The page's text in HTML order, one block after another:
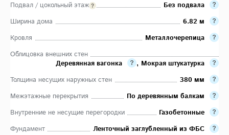
Подвал / цокольный этаж
Без подвала
Ширина дома
6.82 м
Кровля
Металлочерепица
Облицовка внешних стен
Деревянная вагонка
, Мокрая штукатурка
Толщина несущих наружных стен
380 мм
Межэтажные перекрытия
По деревянным балкам
Внутренние не несущие перегородки
Газобетонные
Фундамент
Ленточный заглубленный из ФБС